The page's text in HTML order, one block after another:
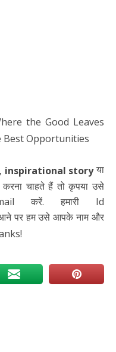
the Good Leaves
Best Opportunities
inspirational storyया
चाहते हैं तो कृपया उसे
करें. हमारी Id
पर हम उसे आपके नाम और